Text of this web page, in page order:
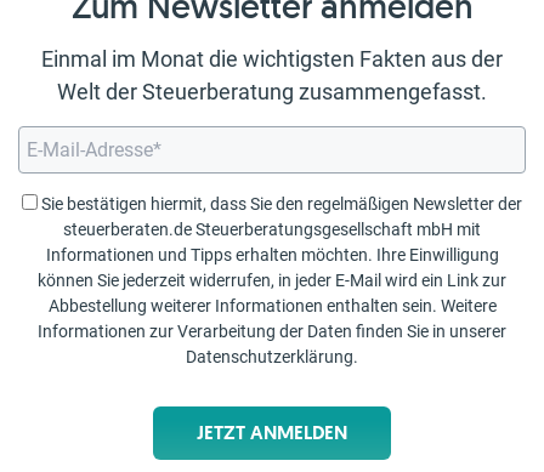
Einmal im Monat die wichtigsten Fakten aus der
Welt der Steuerberatung zusammengefasst.
Sie bestätigen hiermit, dass Sie den regelmäßigen Newsletter der
steuerberaten.de Steuerberatungsgesellschaft mbH mit
Informationen und Tipps erhalten möchten. Ihre Einwilligung
können Sie jederzeit widerrufen, in jeder E-Mail wird ein Link zur
Abbestellung weiterer Informationen enthalten sein. Weitere
Informationen zur Verarbeitung der Daten finden Sie in unserer
Datenschutzerklärung.
JETZT ANMELDEN